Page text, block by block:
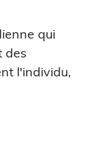
qui
des
l'individu,